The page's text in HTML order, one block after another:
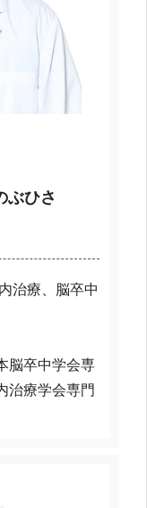
ぶひさ
治療、脳卒中
脳卒中学会専
治療学会専門